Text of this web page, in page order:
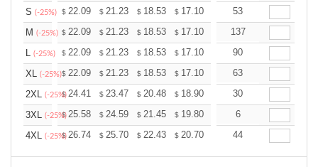
S (-25%) $ 22.09 $ 21.23 $ 18.53 $ 17.10 16.24
53
M (-25%) $ 22.09 $ 21.23 $ 18.53 $ 17.10 16.24
137
L (-25%) $ 22.09 $ 21.23 $ 18.53 $ 17.10 16.24
90
XL (-25%)$ 22.09 $ 21.23 $ 18.53 $ 17.10 16.24
63
2XL (-25%)
$24.41 $ 23.47 $ 20.48 $ 18.90 17.96
30
3XL (-25%)
$25.58 $ 24.59 $ 21.45 $ 19.80 18.81
6
4XL (-25%)
$26.74 $ 25.70 $ 22.43 $ 20.70 19.67
44